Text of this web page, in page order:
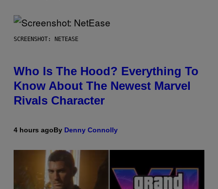
SCREENSHOT: NETEASE
Who Is The Hood? Everything To
Know About The Newest Marvel
Rivals Character
4 hours agoBy Denny Connolly